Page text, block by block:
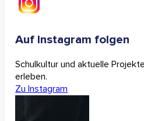
Auf Instagram folgen
Schulkultur und aktuelle
erleben.
Zu Instagram